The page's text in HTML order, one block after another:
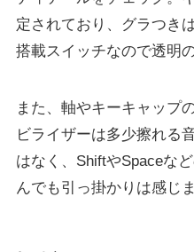
定されており、グラつき
搭載スイッチなので透明
また、軸やキーキャップ
ビライザーは多少擦れる
はなく、ShiftやSpaceな
んでも引っ掛かりは感じま